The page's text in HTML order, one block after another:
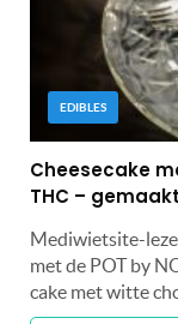
EDIBLES
Cheesecake
THC –
Mediwietsite-
met de POT by
cake met witte